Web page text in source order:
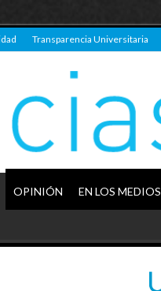
Transparencia Universitaria
OPINIÓN EN LOS MEDIOS